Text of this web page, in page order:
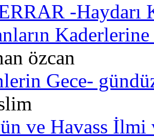
-Haydarı
özcan
Gece-
ve Havass İlmi